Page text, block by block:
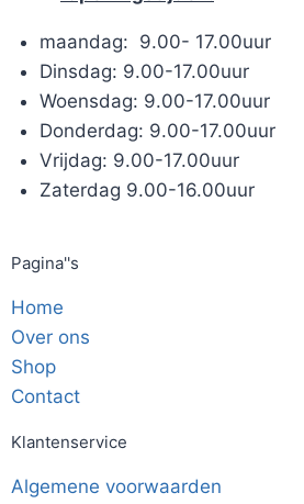
maandag: 9.00- 17.00uur
Dinsdag: 9.00-17.00uur
Woensdag: 9.00-17.00uur
Donderdag: 9.00-17.00uur
Vrijdag: 9.00-17.00uur
Zaterdag 9.00-16.00uur
Pagina''s
Home
Over ons
Shop
Contact
Klantenservice
Algemene voorwaarden